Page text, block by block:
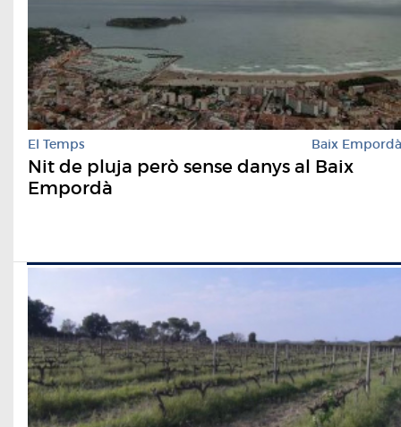
El Temps Baix Empordà
Nit de pluja però sense danys al Baix
Empordà